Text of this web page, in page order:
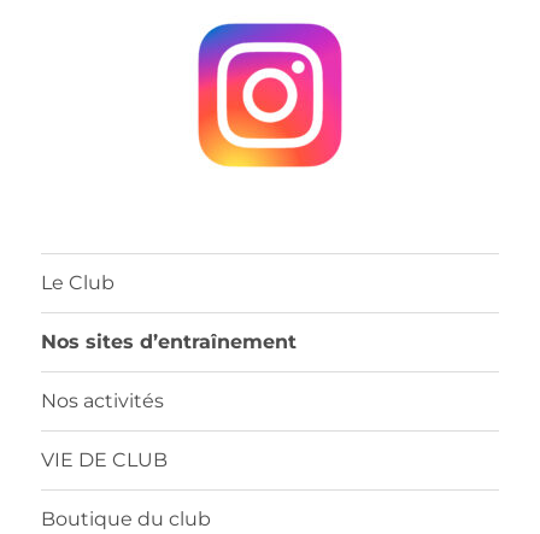
Le Club
Nos sites d’entraînement
Nos activités
VIE DE CLUB
Boutique du club